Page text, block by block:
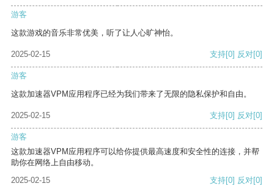
游客
这款游戏的音乐非常优美，听了让人心旷神怡。
2025-02-15 支持[0] 反对[0]
游客
这款加速器VPM应用程序已经为我们带来了无限的隐私保护和自由。
2025-02-15 支持[0] 反对[0]
游客
这款加速器VPM应用程序可以给你提供最高速度和安全性的连接，并帮
助你在网络上自由移动。
2025-02-15
支持[0] 反对[0]